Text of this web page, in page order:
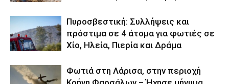
Πυροσβεστική: Συλλήψεις και
πρόστιμα σε 4 άτομα για φωτιές σε
Χίο, Ηλεία, Πιερία και Δράμα
Φωτιά στη Λάρισα, στην περιοχή